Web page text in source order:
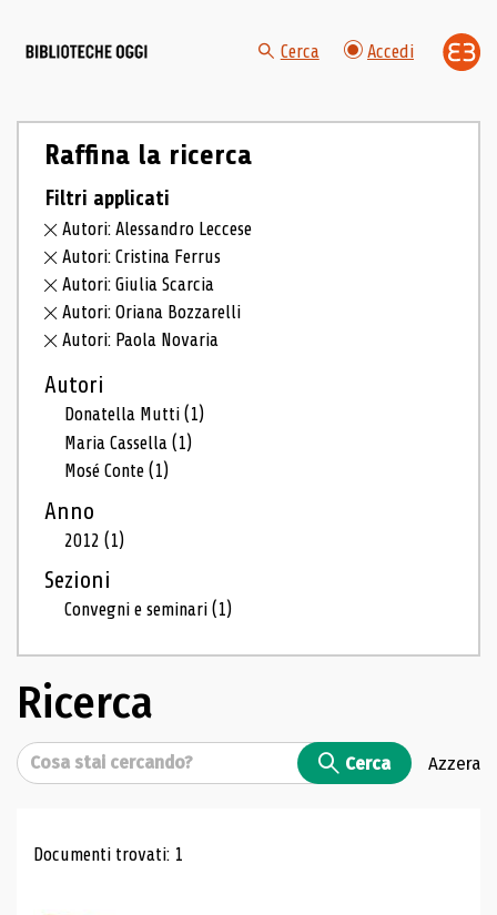
Cerca Accedi
Raffina la ricerca
Filtri applicati
Autori: Alessandro Leccese
Autori: Cristina Ferrus
Autori: Giulia Scarcia
Autori: Oriana Bozzarelli
Autori: Paola Novaria
Autori
Donatella Mutti(1)
Maria Cassella(1)
Mosé Conte(1)
Anno
2012(1)
Sezioni
Convegni e seminari(1)
Ricerca
Cerca Cerca Azzera
Risultati di ricerca
Documenti trovati: 1